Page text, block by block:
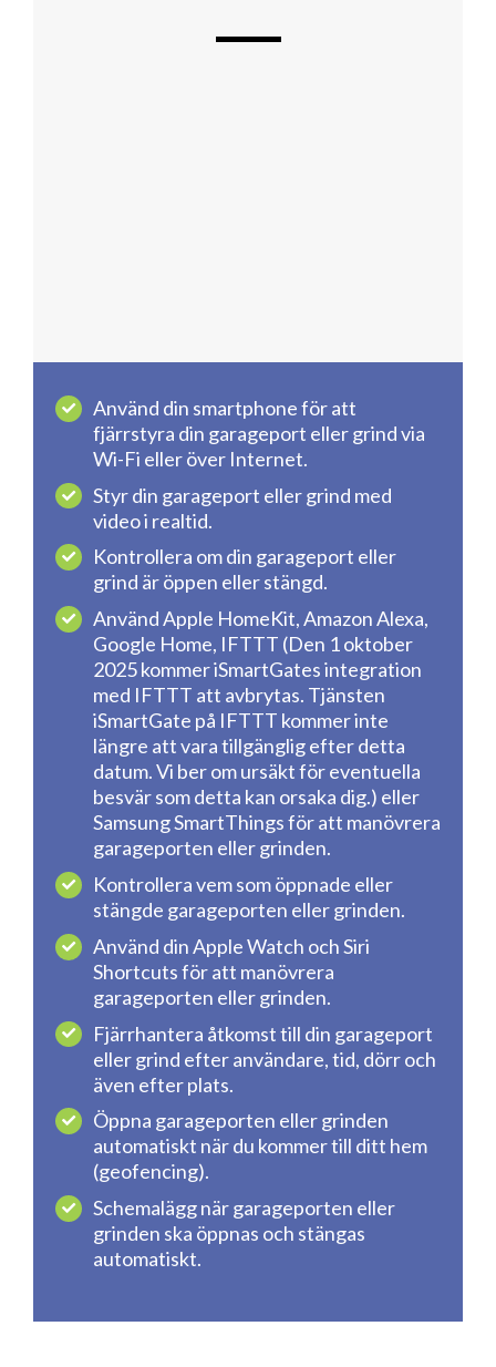
Använd din smartphone för att
fjärrstyra din garageport eller grind via
Wi-Fi eller över Internet.
Styr din garageport eller grind med
video i realtid.
Kontrollera om din garageport eller
grind är öppen eller stängd.
Använd Apple HomeKit, Amazon Alexa,
Google Home, IFTTT (Den 1 oktober
2025 kommer iSmartGates integration
med IFTTT att avbrytas. Tjänsten
iSmartGate på IFTTT kommer inte
längre att vara tillgänglig efter detta
datum. Vi ber om ursäkt för eventuella
besvär som detta kan orsaka dig.) eller
Samsung SmartThings för att manövrera
garageporten eller grinden.
Kontrollera vem som öppnade eller
stängde garageporten eller grinden.
Använd din Apple Watch och Siri
Shortcuts för att manövrera
garageporten eller grinden.
Fjärrhantera åtkomst till din garageport
eller grind efter användare, tid, dörr och
även efter plats.
Öppna garageporten eller grinden
automatiskt när du kommer till ditt hem
(geofencing).
Schemalägg när garageporten eller
grinden ska öppnas och stängas
automatiskt.